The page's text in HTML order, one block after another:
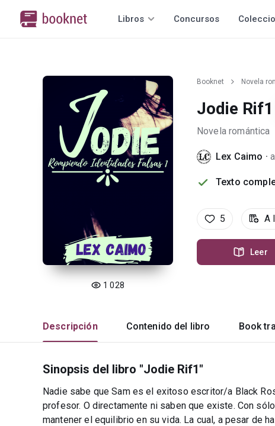
Libros Concursos
1 028
Booknet Novela
Jodie Rif1
Novela romántica
Lex Caimo ·
Texto
5 A
Leer
Descripción Contenido del libro Book
Sinopsis del libro "Jodie Rif1"
Nadie sabe que Sam es el exitoso escritor/a Black
profesor. O directamente ni saben que existe. Con
mantener el equilibrio en su vida. La cual, a pesar de